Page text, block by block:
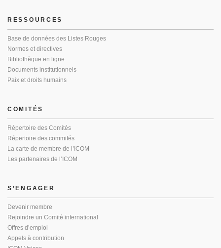
RESSOURCES
Base de données des Listes Rouges
Normes et directives
Bibliothèque en ligne
Documents institutionnels
Paix et droits humains
COMITÉS
Répertoire des Comités
Répertoire des commités
La carte de membre de l’ICOM
Les partenaires de l’ICOM
S’ENGAGER
Devenir membre
Rejoindre un Comité international
Offres d’emploi
Appels à contribution